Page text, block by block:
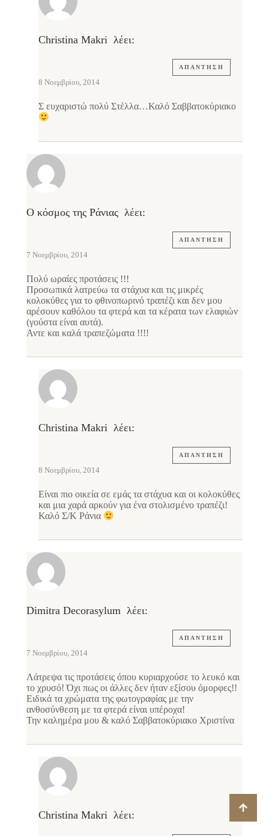
Christina Makri λέει:
ΑΠΆΝΤΗΣΗ
8 Νοεμβρίου, 2014
Σ ευχαριστώ πολύ Στέλλα…Καλό Σαββατοκύριακο
Ο κόσμος της Ράνιας λέει:
ΑΠΆΝΤΗΣΗ
7 Νοεμβρίου, 2014
Πολύ ωραίες προτάσεις !!!
Προσωπικά λατρεύω τα στάχυα και τις μικρές
κολοκύθες για το φθινοπωρινό τραπέζι και δεν μου
αρέσουν καθόλου τα φτερά και τα κέρατα των ελαφιών
(γούστα είναι αυτά).
Αντε και καλά τραπεζώματα !!!!
Christina Makri λέει:
ΑΠΆΝΤΗΣΗ
8 Νοεμβρίου, 2014
Είναι πιο οικεία σε εμάς τα στάχυα και οι κολοκύθες
και μια χαρά αρκούν για ένα στολισμένο τραπέζι!
Καλό Σ/Κ Ράνια
Dimitra Decorasylum λέει:
ΑΠΆΝΤΗΣΗ
7 Νοεμβρίου, 2014
Λάτρεψα τις προτάσεις όπου κυριαρχούσε το λευκό και
το χρυσό! Όχι πως οι άλλες δεν ήταν εξίσου όμορφες!!
Ειδικά τα χρώματα της φωτογραφίας με την
ανθοσύνθεση με τα φτερά είναι υπέροχα!
Την καλημέρα μου & καλό Σαββατοκύριακο Χριστίνα
Christina Makri λέει: